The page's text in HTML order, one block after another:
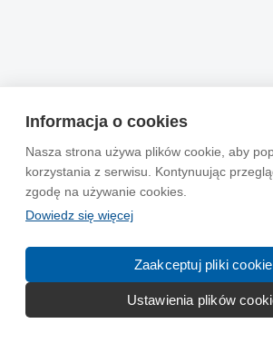
Informacja o cookies
Nasza strona używa plików cookie, aby
korzystania z serwisu. Kontynuując
zgodę na używanie cookies.
Dowiedz się więcej
Zaakceptuj pliki cookie
Ustawienia plików